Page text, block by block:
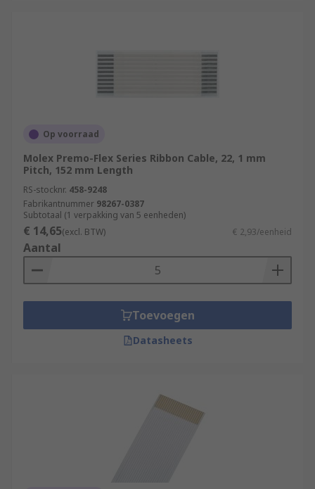
Op voorraad
Molex Premo-Flex Series Ribbon Cable, 22, 1 mm
Pitch, 152 mm Length
RS-stocknr. 458-9248
Fabrikantnummer 98267-0387
Subtotaal (1 verpakking van 5 eenheden)
€ 14,65(excl. BTW) € 2,93/eenheid
Aantal
Toevoegen
Datasheets